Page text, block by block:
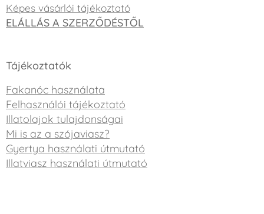
Képes vásárlói tájékoztató
ELÁLLÁS A SZERZŐDÉSTŐL
Tájékoztatók
Fakanóc használata
Felhasználói tájékoztató
Illatolajok tulajdonságai
Mi is az a szójaviasz?
Gyertya használati útmutató
Illatviasz használati útmutató